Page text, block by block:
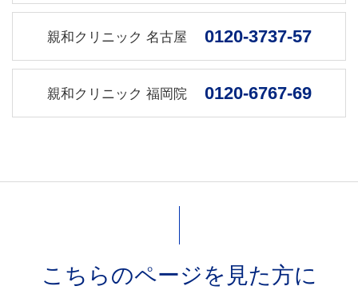
氏名・住所・年齢・性別・電話番号メールアドレ
スなど、患者さま個人を特定することのできる情
報です。
患者さまからご提供いただいた個人情報は、患者
さまへより良い医療サービスを提供する為に個人
よう、当院が責任を持って指導・監督を行い患者
さまの個人情報保護にあたります。又、患者さま
ます。
親和クリニック 名古屋 0120-3737-57
親和クリニック 福岡院 0120-6767-69
こちらのページを見た方に